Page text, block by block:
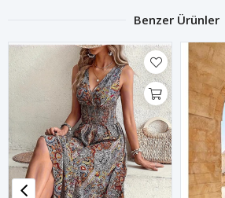
Benzer Ürünler